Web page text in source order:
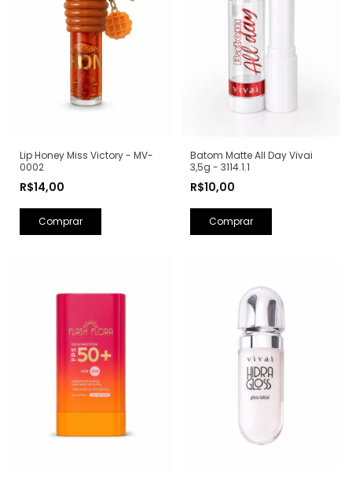
Lip Honey Miss Victory - MV-
0002
R$14,00
Batom Matte All Day Vivai
3,5g - 3114.1.1
R$10,00
Comprar